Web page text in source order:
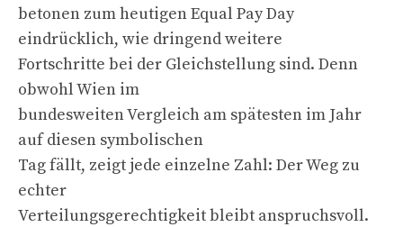
betonen zum heutigen Equal Pay Day
eindrücklich, wie dringend weitere
Fortschritte bei der Gleichstellung sind. Denn
obwohl Wien im
bundesweiten Vergleich am spätesten im Jahr
auf diesen symbolischen
Tag fällt, zeigt jede einzelne Zahl: Der Weg zu
echter
Verteilungsgerechtigkeit bleibt anspruchsvoll.